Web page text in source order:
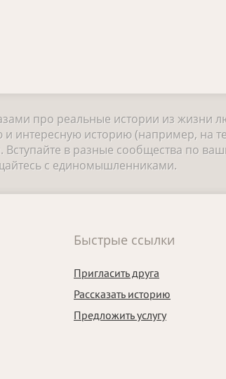
про реальные истории из жизни
и интересную историю (например, на
в разные сообщества по
с единомышленниками.
Быстрые ссылки
Пригласить друга
Рассказать историю
Предложить услугу